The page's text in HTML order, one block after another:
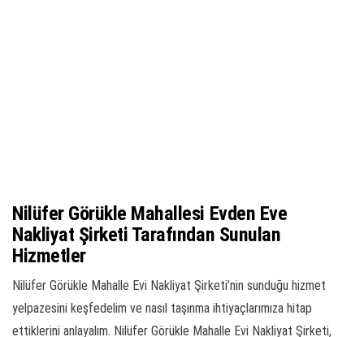
Nilüfer Görükle Mahallesi Evden Eve
Nakliyat Şirketi Tarafından Sunulan
Hizmetler
Nilüfer Görükle Mahalle Evi Nakliyat Şirketi’nin sunduğu hizmet
yelpazesini keşfedelim ve nasıl taşınma ihtiyaçlarımıza hitap
ettiklerini anlayalım. Nilüfer Görükle Mahalle Evi Nakliyat Şirketi,